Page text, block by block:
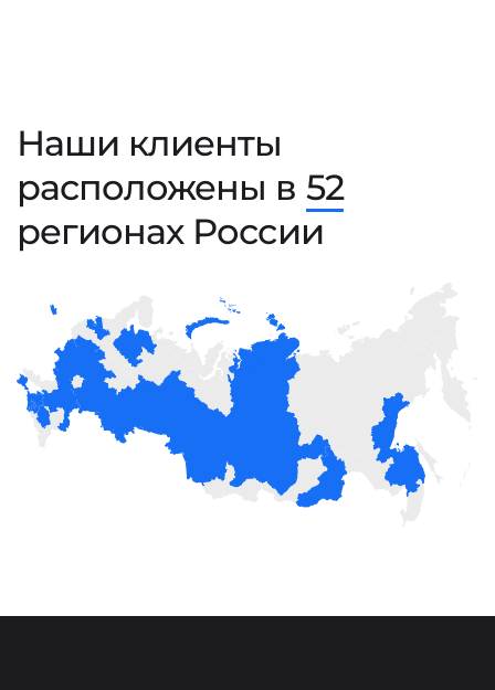
Наши клиенты
расположены в 52
регионах России